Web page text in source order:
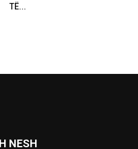
TË...
NESH